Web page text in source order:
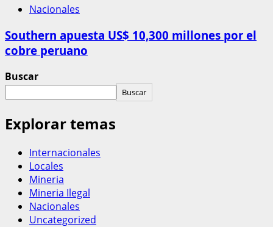
Nacionales
Southern apuesta US$ 10,300 millones por el
cobre peruano
Buscar
Buscar
Explorar temas
Internacionales
Locales
Mineria
Mineria Ilegal
Nacionales
Uncategorized